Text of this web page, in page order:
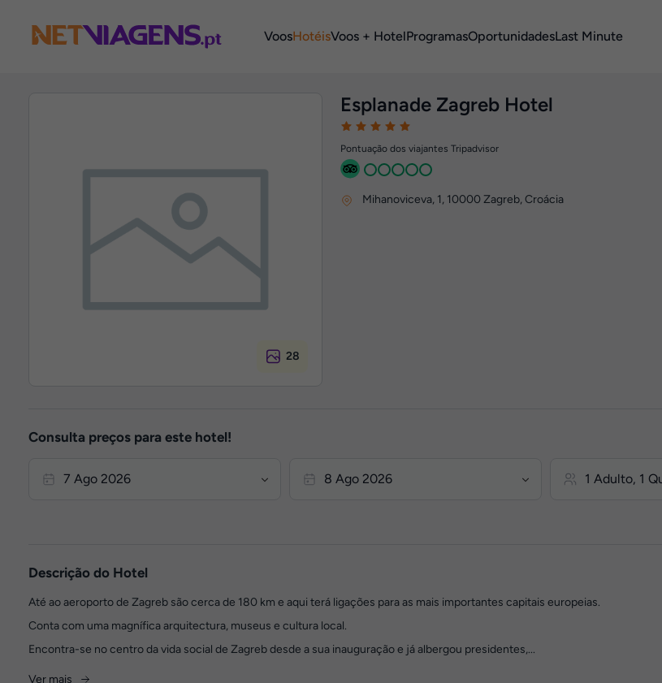
VoosHotéisVoos + HotelProgramasOportunidadesLast Minute
28
Esplanade Zagreb Hotel
Pontuação dos viajantes Tripadvisor
Mihanoviceva, 1, 10000Zagreb, Croácia
Consulta preços para este hotel!
Descrição do Hotel
Até ao aeroporto de Zagreb são cerca de 180 km e aqui terá ligações para as mais importantes capitais europeias.
Conta com uma magnífica arquitectura, museus e cultura local.
Encontra-se no centro da vida social de Zagreb desde a sua inauguração e já albergou presidentes,...
Ver mais